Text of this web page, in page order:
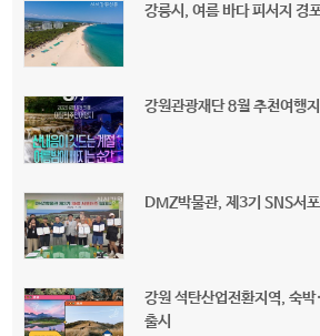
강릉시, 여름 바다 피서지 경
강원관광재단 8월 추천여행
DMZ박물관, 제3기 SNS서
강원 석탄산업전환지역, 숙박
출시